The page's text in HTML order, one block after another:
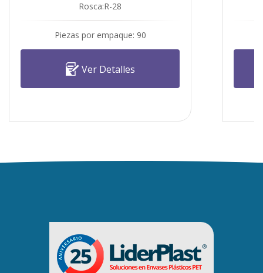
Rosca:R-28
Piezas por empaque: 90
Ver Detalles